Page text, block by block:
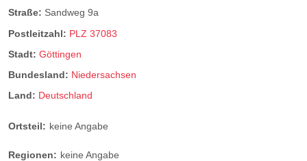
Straße: Sandweg 9a
Postleitzahl: PLZ 37083
Stadt: Göttingen
Bundesland: Niedersachsen
Land: Deutschland
Ortsteil: keine Angabe
Regionen: keine Angabe